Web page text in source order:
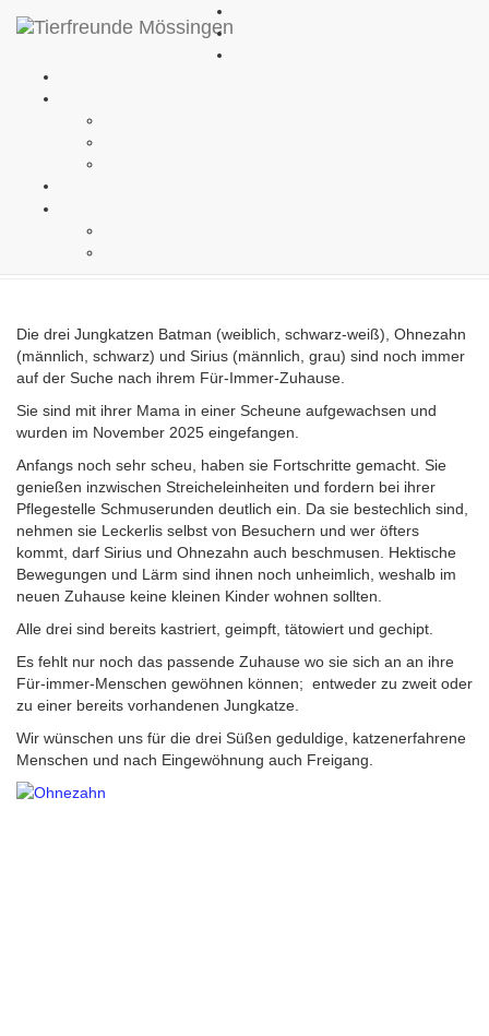
Kontakt
Die drei Jungkatzen Batman (weiblich, schwarz-weiß), Ohnezahn
(männlich, schwarz) und Sirius (männlich, grau) sind noch immer
auf der Suche nach ihrem Für-Immer-Zuhause.
Sie sind mit ihrer Mama in einer Scheune aufgewachsen und
wurden im November 2025 eingefangen.
Anfangs noch sehr scheu, haben sie Fortschritte gemacht. Sie
genießen inzwischen Streicheleinheiten und fordern bei ihrer
Pflegestelle Schmuserunden deutlich ein. Da sie bestechlich sind,
nehmen sie Leckerlis selbst von Besuchern und wer öfters
kommt, darf Sirius und Ohnezahn auch beschmusen. Hektische
Bewegungen und Lärm sind ihnen noch unheimlich, weshalb im
neuen Zuhause keine kleinen Kinder wohnen sollten.
Alle drei sind bereits kastriert, geimpft, tätowiert und gechipt.
Es fehlt nur noch das passende Zuhause wo sie sich an an ihre
Für-immer-Menschen gewöhnen können; entweder zu zweit oder
zu einer bereits vorhandenen Jungkatze.
Wir wünschen uns für die drei Süßen geduldige, katzenerfahrene
Menschen und nach Eingewöhnung auch Freigang.